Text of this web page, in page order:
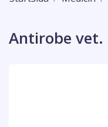
Antirobe vet.